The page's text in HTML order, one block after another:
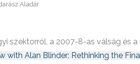
Aladár
szektorról, a 2007-8-as válság és
with Alan Blinder: Rethinking the